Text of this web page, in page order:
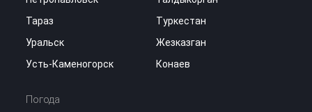
Тараз
Туркестан
Уральск
Жезказган
Усть-Каменогорск
Конаев
Погода